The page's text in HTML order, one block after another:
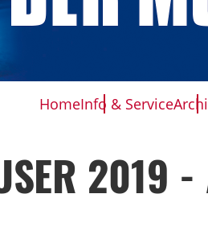
HomeInfo & Service
2019